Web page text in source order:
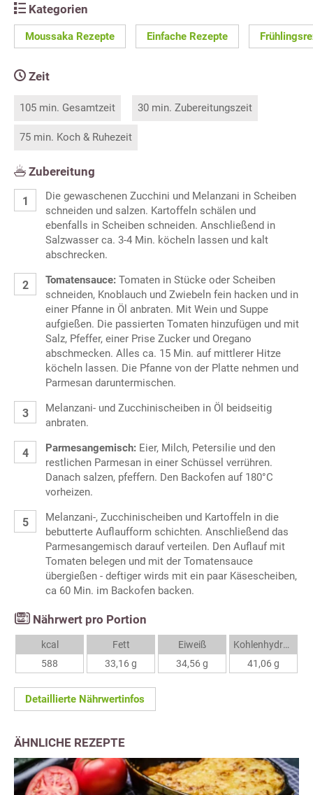
Kategorien
Moussaka Rezepte Einfache Rezepte
Zeit
105 min. Gesamtzeit 30 min. Zubereitungszeit
75 min. Koch & Ruhezeit
Zubereitung
Die gewaschenen Zucchini und Melanzani in Scheiben
schneiden und salzen. Kartoffeln schälen und
ebenfalls in Scheiben schneiden. Anschließend in
Salzwasser ca. 3-4 Min. köcheln lassen und kalt
abschrecken.
Tomatensauce: Tomaten in Stücke oder Scheiben
schneiden, Knoblauch und Zwiebeln fein hacken und in
einer Pfanne in Öl anbraten. Mit Wein und Suppe
aufgießen. Die passierten Tomaten hinzufügen und mit
Salz, Pfeffer, einer Prise Zucker und Oregano
abschmecken. Alles ca. 15 Min. auf mittlerer Hitze
köcheln lassen. Die Pfanne von der Platte nehmen und
Parmesan daruntermischen.
Melanzani- und Zucchinischeiben in Öl beidseitig
anbraten.
Parmesangemisch: Eier, Milch, Petersilie und den
restlichen Parmesan in einer Schüssel verrühren.
Danach salzen, pfeffern. Den Backofen auf 180°C
vorheizen.
Melanzani-, Zucchinischeiben und Kartoffeln in die
bebutterte Auflaufform schichten. Anschließend das
Parmesangemisch darauf verteilen. Den Auflauf mit
Tomaten belegen und mit der Tomatensauce
übergießen - deftiger wirds mit ein paar Käsescheiben,
ca 60 Min. im Backofen backen.
Nährwert pro Portion
kcal
588
Fett
33,16 g
Eiweiß
34,56 g
Kohlenhydrate
41,06 g
Detaillierte Nährwertinfos
ÄHNLICHE REZEPTE